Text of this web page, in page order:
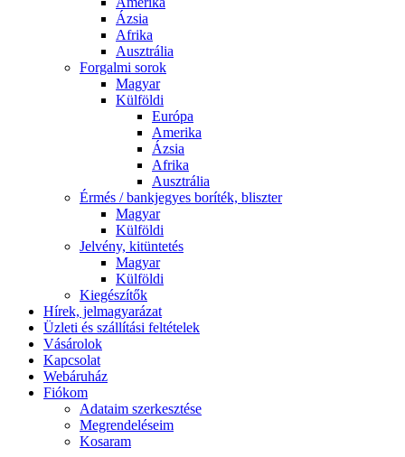
Ázsia
Afrika
Ausztrália
Forgalmi sorok
Magyar
Külföldi
Európa
Amerika
Ázsia
Afrika
Ausztrália
Érmés / bankjegyes boríték, bliszter
Magyar
Külföldi
Jelvény, kitüntetés
Magyar
Külföldi
Kiegészítők
Hírek, jelmagyarázat
Üzleti és szállítási feltételek
Vásárolok
Kapcsolat
Webáruház
Fiókom
Adataim szerkesztése
Megrendeléseim
Kosaram